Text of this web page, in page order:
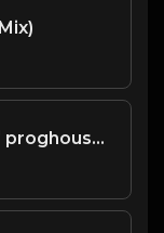
毛宁 - 涛声依旧 - (dj小罗 proghouse mix)